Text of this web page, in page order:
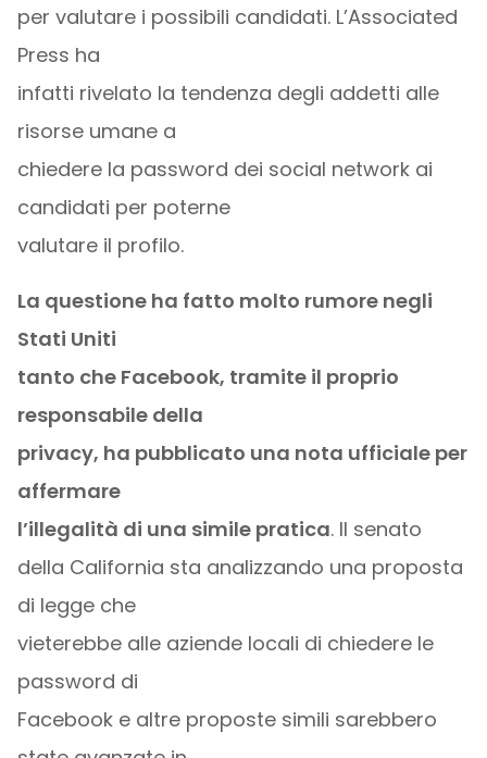
per valutare i possibili candidati. L’Associated
Press ha
infatti rivelato la tendenza degli addetti alle
risorse umane a
chiedere la password dei social network ai
candidati per poterne
valutare il profilo.
La questione ha fatto molto rumore negli
Stati Uniti
tanto che Facebook, tramite il proprio
responsabile della
privacy, ha pubblicato una nota ufficiale per
affermare
l’illegalità di una simile pratica. Il senato
della California sta analizzando una proposta
di legge che
vieterebbe alle aziende locali di chiedere le
password di
Facebook e altre proposte simili sarebbero